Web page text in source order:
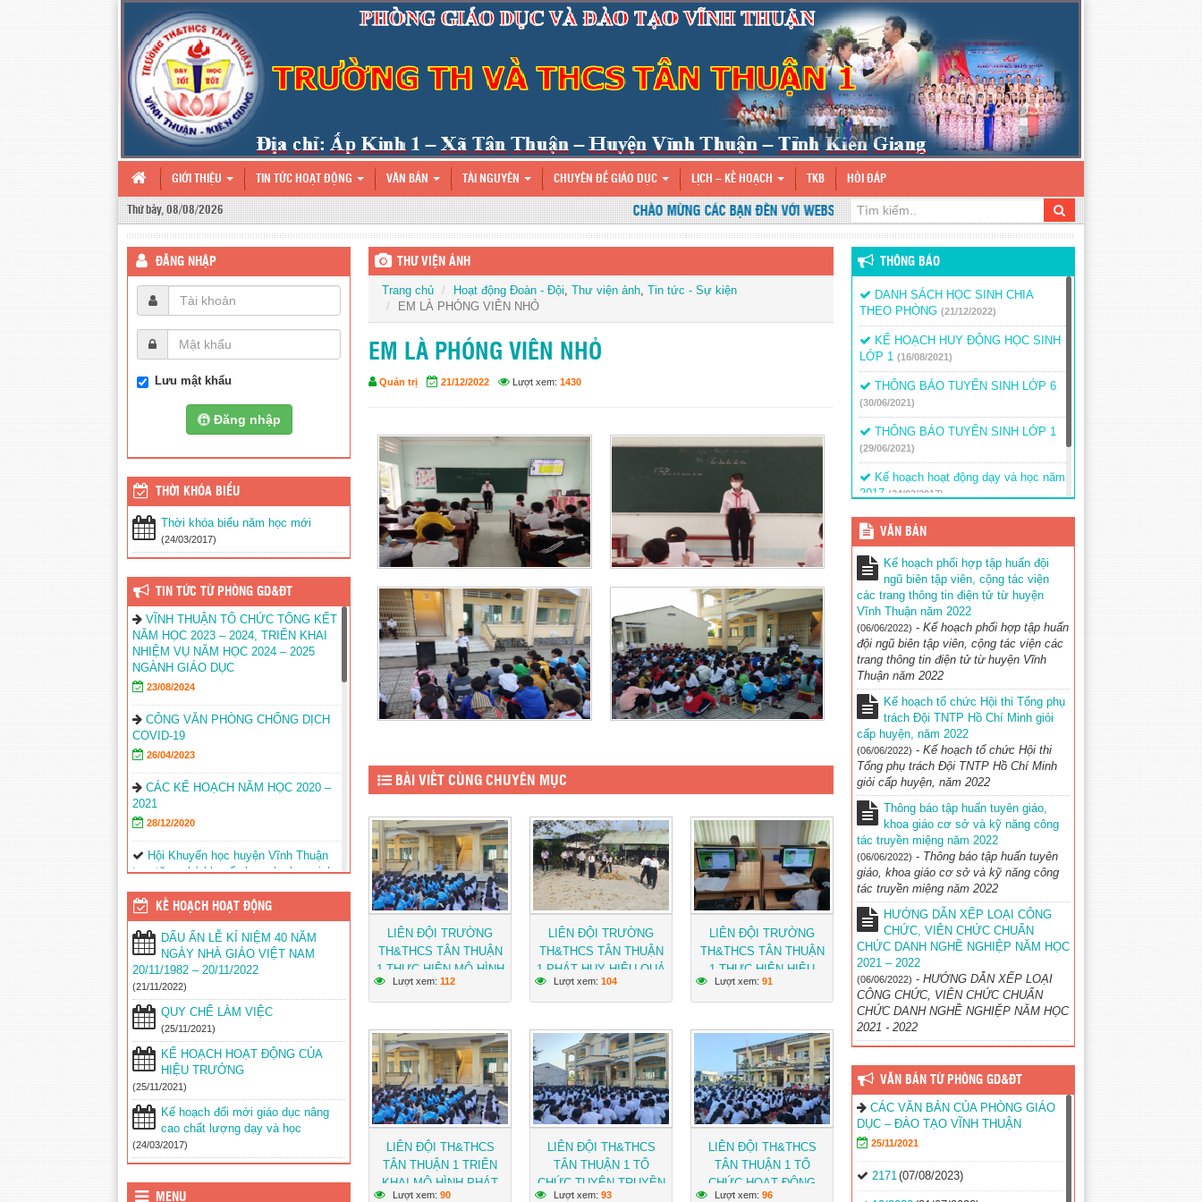
GIỚI THIỆU TIN TỨC HOẠT ĐỘNG VĂN BẢN TÀI NGUYÊN CHUYÊN ĐỀ GIÁO DỤC LỊCH – KẾ HOẠCH TKB HỎI ĐÁP
Thứ bảy, 08/08/2026 CHÀO MỪNG CÁC BẠN ĐẾN VỚI WEBSITE TRƯỜNG TH&THCS TÂN THUẬN 1
THƯ VIỆN ẢNH
Trang chủ Hoạt động Đoàn - Đội, Thư viện ảnh, Tin tức - Sự kiện
EM LÀ PHÓNG VIÊN NHỎ
EM LÀ PHÓNG VIÊN NHỎ
Quản trị 21/12/2022 Lượt xem: 1430
BÀI VIẾT CÙNG CHUYÊN MỤC
LIÊN ĐỘI TRƯỜNG
TH&THCS TÂN THUẬN
1 THỰC HIỆN MÔ HÌNH
SÁNG TẠO TRONG GÌN
GIỮ, PHÁT HUY CÁC
SẮC CỦA ĐỊA PHƯƠNG
Lượt xem: 112
LIÊN ĐỘI TRƯỜNG
TH&THCS TÂN THUẬN
1 PHÁT HUY HIỆU QUẢ
HOẠT ĐỘNG CỦA CÂU
LẠC BỘ TƯ VẤN, TRỢ
Lượt xem: 104
LIÊN ĐỘI TRƯỜNG
TH&THCS TÂN THUẬN
1 THỰC HIỆN HIỆU
QUẢ CHƯƠNG TRÌNH
RÈN LUYỆN ĐỘI VIÊN
VIỆC TỐT
Lượt xem: 91
LIÊN ĐỘI TH&THCS
TÂN THUẬN 1 TRIỂN
KHAI MÔ HÌNH PHÁT
Lượt xem: 90
LIÊN ĐỘI TH&THCS
TÂN THUẬN 1 TỔ
CHỨC TUYÊN TRUYỀN
Lượt xem: 93
LIÊN ĐỘI TH&THCS
TÂN THUẬN 1 TỔ
CHỨC HOẠT ĐỘNG
Lượt xem: 96
ĐĂNG NHẬP
Lưu mật khẩu
Đăng nhập
THỜI KHÓA BIỂU
Thời khóa biểu năm học mới
(24/03/2017)
TIN TỨC TỪ PHÒNG GD&ĐT
VĨNH THUẬN TỔ CHỨC TỔNG KẾT
NĂM HỌC 2023 – 2024, TRIỂN KHAI
NHIỆM VỤ NĂM HỌC 2024 – 2025
NGÀNH GIÁO DỤC
23/08/2024
CÔNG VĂN PHÒNG CHỐNG DỊCH
COVID-19
26/04/2023
CÁC KẾ HOẠCH NĂM HỌC 2020 –
2021
28/12/2020
Hội Khuyến học huyện Vĩnh Thuận
trao tặng nhà khuyến học cho học sinh
Agribank chi nhánh huyện Vĩnh
Thuận Kiên Giang II trao tập cho 22
trường nhân lễ khai giảng năm học mới
2023-2024(11/09/2023)
Đồng chí Nguyễn Văn Sạch dự lễ
khai giảng năm học mới tại huyện Vĩnh
Thuận(05/09/2023)
Thư của Chủ tịch nước Võ Văn
Thưởng gửi ngành giáo dục nhân dịp
khai giảng năm học 2023-
2024 (04/09/2023)
Phối hợp với ngành giáo dục trên địa
bàn huyện Vĩnh Thuận trong công tác
thu hộ học phí(30/08/2023)
Vĩnh Thuận sẵn sàng cho năm học
KẾ HOẠCH HOẠT ĐỘNG
DẤU ẤN LỄ KỈ NIỆM 40 NĂM
NGÀY NHÀ GIÁO VIỆT NAM
20/11/1982 – 20/11/2022
(21/11/2022)
QUY CHẾ LÀM VIỆC
(25/11/2021)
KẾ HOẠCH HOẠT ĐỘNG CỦA
HIỆU TRƯỞNG
(25/11/2021)
Kế hoạch đổi mới giáo dục nâng
cao chất lượng dạy và học
(24/03/2017)
MENU
THÔNG BÁO
DANH SÁCH HỌC SINH CHIA
THEO PHÒNG (21/12/2022)
KẾ HOẠCH HUY ĐỘNG HỌC SINH
LỚP 1 (16/08/2021)
THÔNG BÁO TUYỂN SINH LỚP 6
(30/06/2021)
THÔNG BÁO TUYỂN SINH LỚP 1
(29/06/2021)
Kế hoạch hoạt động dạy và học năm
2017 (24/03/2017)
Thông báo – Nhiệm vụ trong năm
học mới (24/03/2017)
VĂN BẢN
Kế hoạch phối hợp tập huấn đội
ngũ biên tập viên, cộng tác viện
các trang thông tin điện tử từ huyện
Vĩnh Thuận năm 2022
(06/06/2022) - Kế hoạch phối hợp tập huấn
đội ngũ biên tập viên, cộng tác viện các
trang thông tin điện tử từ huyện Vĩnh
Thuận năm 2022
Kế hoạch tổ chức Hội thi Tổng phụ
trách Đội TNTP Hồ Chí Minh giỏi
cấp huyện, năm 2022
(06/06/2022) - Kế hoạch tổ chức Hội thi
Tổng phụ trách Đội TNTP Hồ Chí Minh
giỏi cấp huyện, năm 2022
Thông báo tập huấn tuyên giáo,
khoa giáo cơ sở và kỹ năng công
tác truyền miệng năm 2022
(06/06/2022) - Thông báo tập huấn tuyên
giáo, khoa giáo cơ sở và kỹ năng công
tác truyền miệng năm 2022
HƯỚNG DẪN XẾP LOẠI CÔNG
CHỨC, VIÊN CHỨC CHUẨN
CHỨC DANH NGHỀ NGHIỆP NĂM HỌC
2021 – 2022
(06/06/2022) - HƯỚNG DẪN XẾP LOẠI
CÔNG CHỨC, VIÊN CHỨC CHUẨN
CHỨC DANH NGHỀ NGHIỆP NĂM HỌC
2021 - 2022
VĂN BẢN TỪ PHÒNG GD&ĐT
CÁC VĂN BẢN CỦA PHÒNG GIÁO
DỤC – ĐÀO TẠO VĨNH THUẬN
25/11/2021
2171(07/08/2023)